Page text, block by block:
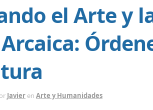
el Arte y
Javier en Arte y Humanidades